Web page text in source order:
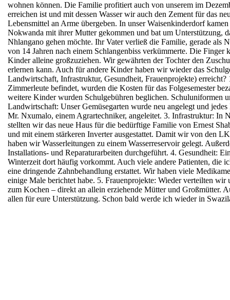
wohnen können. Die Familie profitiert auch von unserem im
erreichen ist und mit dessen Wasser wir auch den Zement für das
Lebensmittel an Arme übergeben. In unser Waisenkinderdorf
Nokwanda mit ihrer Mutter gekommen und bat um Unterstützung,
Nhlangano gehen möchte. Ihr Vaterverließ die Familie, gerade als
von 14 Jahren nach einem Schlangenbiss verkümmerte. Die Finger
Kinder alleine großzuziehen. Wir gewährten der Tochter den
erlernen kann. Auch für andere Kinder haben wir wieder das
Landwirtschaft, Infrastruktur, Gesundheit, Frauenprojekte) erreicht?
Zimmerleute befindet, wurden die Kosten für das Folgesemester
weitere Kinder wurden Schulgebühren beglichen. Schuluniformen
Landwirtschaft: Unser Gemüsegarten wurde neu angelegt und
Mr. Nxumalo, einem Agrartechniker, angeleitet. 3. Infrastruktur: In
stellten wir das neue Haus für die bedürftige Familie von Ernest
und mit einem stärkeren Inverter ausgestattet. Damit wir von den
haben wir Wasserleitungen zu einem Wasserreservoir gelegt.
Installations- und Reparaturarbeiten durchgeführt. 4. Gesundheit:
Winterzeit dort häufig vorkommt. Auch viele andere Patienten, die
eine dringende Zahnbehandlung erstattet. Wir haben viele
einige Male berichtet habe. 5. Frauenprojekte: Wieder verteilten wir
zum Kochen – direkt an allein erziehende Mütterund Großmütter.
allen für eure Unterstützung. Schon bald werde ich wieder in